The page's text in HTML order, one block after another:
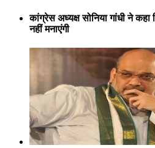
कांग्रेस अध्यक्ष सोनिया गांधी ने
नहीं मनाएंगी